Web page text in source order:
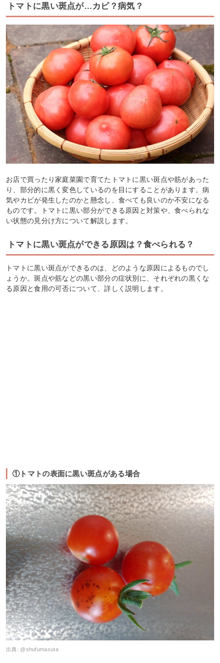
トマトに黒い斑点が…カビ？病気？
お店で買ったり家庭菜園で育てたトマトに黒い斑点や筋があった
り、部分的に黒く変色しているのを目にすることがあります。病
気やカビが発生したのかと懸念し、食べても良いのか不安になる
ものです。トマトに黒い部分ができる原因と対策や、食べられな
い状態の見分け方について解説します。
トマトに黒い斑点ができる原因は？食べられる？
トマトに黒い斑点ができるのは、どのような原因によるものでし
ょうか。斑点や筋などの黒い部分の症状別に、それぞれの黒くな
る原因と食用の可否について、詳しく説明します。
①トマトの表面に黒い斑点がある場合
出典: @shufumasuta